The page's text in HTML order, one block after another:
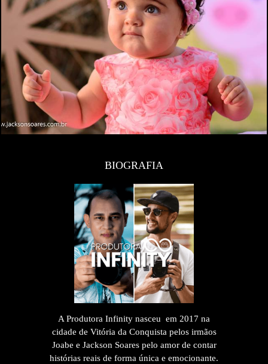
BIOGRAFIA
A Produtora Infinity nasceu em 2017 na
cidade de Vitória da Conquista pelos irmãos
Joabe e Jackson Soares pelo amor de contar
histórias reais de forma única e emocionante.